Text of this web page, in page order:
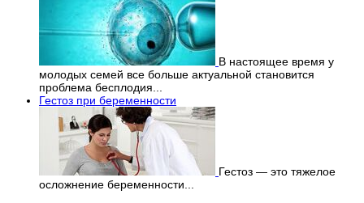
В настоящее время у
молодых семей все больше актуальной становится
проблема бесплодия...
Гестоз при беременности
Гестоз — это тяжелое
осложнение беременности...